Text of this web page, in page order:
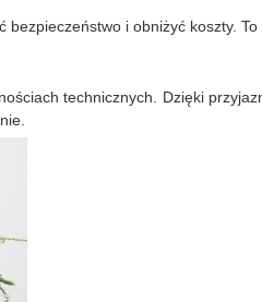
i obniżyć koszty.
technicznych. Dzięki